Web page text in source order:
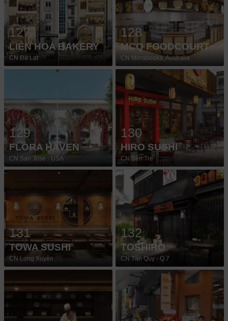
127
LIÊN HOA BAKERY
CN Đà Lạt
128
MCQ FOODCOURT
CN Mirrabooka, Australia
129
FLORA HAVEN
CN San Jose - USA
130
HIRO SUSHI
CN Bến Tre
131
TOWA SUSHI
CN Long Xuyên
132
TOSHIRO
CN Tân Quy - Q.7